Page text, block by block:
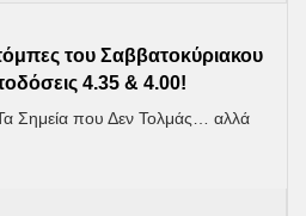
του Σαββατοκύριακου
4.35 & 4.00!
Σημεία που Δεν Τολμάς… αλλά